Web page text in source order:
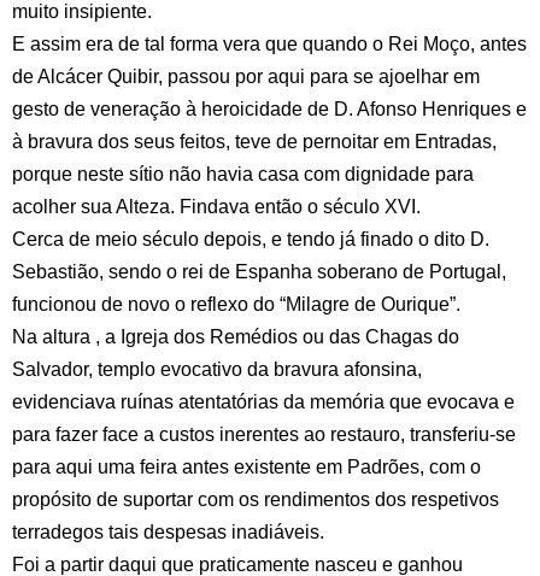
muito insipiente.
E assim era de tal forma vera que quando o Rei Moço, antes
de Alcácer Quibir, passou por aqui para se ajoelhar em
gesto de veneração à heroicidade de D. Afonso Henriques e
à bravura dos seus feitos, teve de pernoitar em Entradas,
porque neste sítio não havia casa com dignidade para
acolher sua Alteza. Findava então o século XVI.
Cerca de meio século depois, e tendo já finado o dito D.
Sebastião, sendo o rei de Espanha soberano de Portugal,
funcionou de novo o reflexo do “Milagre de Ourique”.
Na altura , a Igreja dos Remédios ou das Chagas do
Salvador, templo evocativo da bravura afonsina,
evidenciava ruínas atentatórias da memória que evocava e
para fazer face a custos inerentes ao restauro, transferiu-se
para aqui uma feira antes existente em Padrões, com o
propósito de suportar com os rendimentos dos respetivos
terradegos tais despesas inadiáveis.
Foi a partir daqui que praticamente nasceu e ganhou